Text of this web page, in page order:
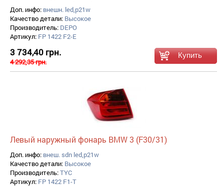
Доп. инфо: внешн. led,p21w
Качество детали: Высокое
Производитель: DEPO
Артикул: FP 1422 F2-E
3 734,40 грн.
4 292,35 грн.
Левый наружный фонарь BMW 3 (F30/31)
Доп. инфо: внеш. sdn led,p21w
Качество детали: Высокое
Производитель:TYC
Артикул: FP 1422 F1-T